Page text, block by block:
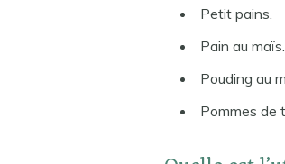
Petit pains.
Pain au maïs.
Pouding au
Pommes de